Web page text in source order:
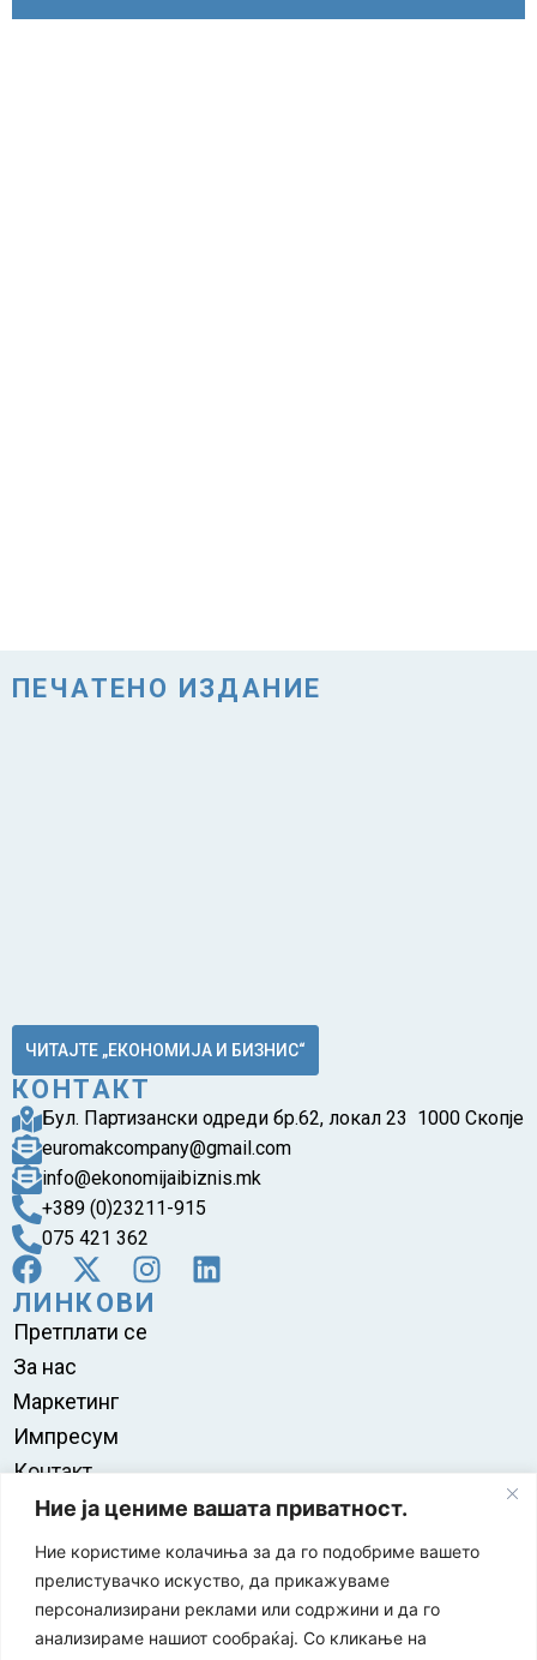
Ние ја цениме вашата приватност.
Ние користиме колачиња за да го подобриме вашето
прелистувачко искуство, да прикажуваме
персонализирани реклами или содржини и да го
анализираме нашиот сообраќај. Со кликање на
ПЕЧАТЕНО ИЗДАНИЕ
ЧИТАЈТЕ „ЕКОНОМИЈА И БИЗНИС“
КОНТАКТ
Бул. Партизански одреди бр.62, локал 23 1000 Скопје
euromakcompany@gmail.com
info@ekonomijaibiznis.mk
+389 (0)23211-915
075 421 362
ЛИНКОВИ
Претплати се
За нас
Маркетинг
Импресум
Контакт
Правила на користење